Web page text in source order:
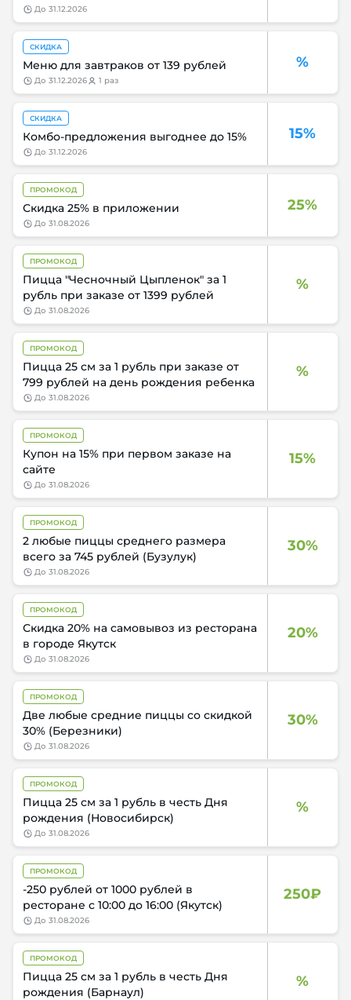
до 31.12.2026
%
СКИДКА
Меню для завтраков от 139 рублей
до 31.12.2026 1 раз
15%
СКИДКА
Комбо-предложения выгоднее до 15%
до 31.12.2026
25%
ПРОМОКОД
Скидка 25% в приложении
до 31.08.2026
%
ПРОМОКОД
Пицца "Чесночный Цыпленок" за 1
рубль при заказе от 1399 рублей
до 31.08.2026
%
ПРОМОКОД
Пицца 25 см за 1 рубль при заказе от
799 рублей на день рождения ребенка
до 31.08.2026
15%
ПРОМОКОД
Купон на 15% при первом заказе на
сайте
до 31.08.2026
30%
ПРОМОКОД
2 любые пиццы среднего размера
всего за 745 рублей (Бузулук)
до 31.08.2026
20%
ПРОМОКОД
Скидка 20% на самовывоз из ресторана
в городе Якутск
до 31.08.2026
30%
ПРОМОКОД
Две любые средние пиццы со скидкой
30% (Березники)
до 31.08.2026
%
ПРОМОКОД
Пицца 25 см за 1 рубль в честь Дня
рождения (Новосибирск)
до 31.08.2026
250₽
ПРОМОКОД
-250 рублей от 1000 рублей в
ресторане с 10:00 до 16:00 (Якутск)
до 31.08.2026
%
ПРОМОКОД
Пицца 25 см за 1 рубль в честь Дня
рождения (Барнаул)